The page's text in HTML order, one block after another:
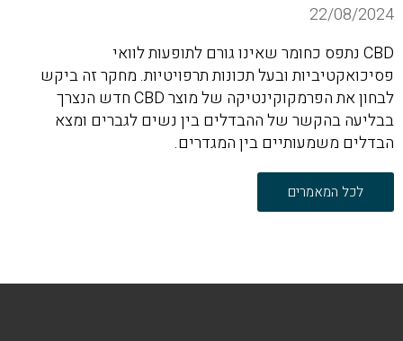
22/08/2024
CBD נתפס כחומר שאינו גורם לתופעות לוואי
פסיכואקטיביות ובעל תכונות תרפויטיות. מחקר זה ביקש
לבחון את הפרמקוקינטיקה של מוצר CBD חדש הנצרך
בבליעה בהקשר של ההבדלים בין נשים לגברים ומצא
הבדלים משמעותיים בין המגדרים.
לכל המאמרים